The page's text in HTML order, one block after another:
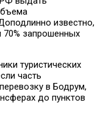
известно,
70% запрошенных
туристических
часть
в Бодрум,
до пунктов